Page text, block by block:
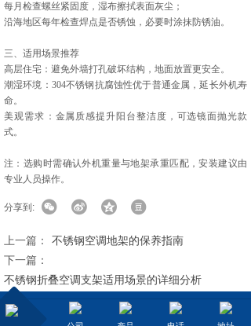
每月检查螺丝紧固度，湿布擦拭表面灰尘；
沿海地区每年检查焊点是否锈蚀，必要时涂抹防锈油。
三、适用场景推荐
高层住宅‌：避免外墙打孔破坏结构，地面放置更安全。
潮湿环境‌：304不锈钢抗腐蚀性优于普通金属，延长外机寿
命。
美观需求‌：金属质感提升阳台整洁度，可选镜面抛光款
式。
注：选购时需确认外机重量与地架承重匹配，安装建议由
专业人员操作。
分享到:
上一篇：
不锈钢空调地架的保养指南
下一篇：
不锈钢折叠空调支架适用场景的详细分析